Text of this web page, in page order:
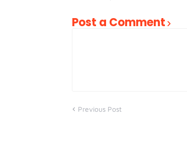
Post a Comment
Previous Post